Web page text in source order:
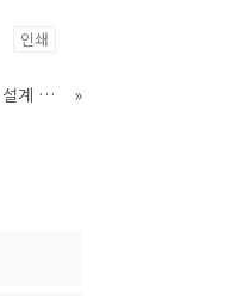
인쇄
낮은 전력 소모량을 요구하는 환경에 적합한 시간변화 잔향기의 분석 및 설계 알고리듬
»